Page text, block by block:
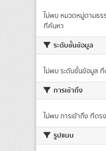
ไม่พบ หมวดหมู่ตามธ
ที่ค้นหา
ระดับชั้นข้อมูล
ไม่พบ ระดับชั้นข้อมูล
การเข้าถึง
ไม่พบ การเข้าถึง ที่ต
รูปแบบ